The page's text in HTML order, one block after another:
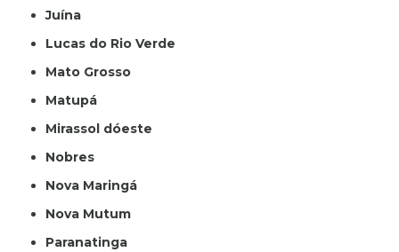
Juína
Lucas do Rio Verde
Mato Grosso
Matupá
Mirassol dóeste
Nobres
Nova Maringá
Nova Mutum
Paranatinga